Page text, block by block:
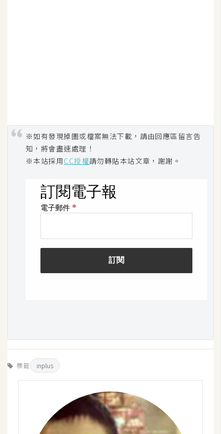
※如有發現掉圖或檔案無法下載，請由回應區留言告
知，將會盡速處理！
※本站採用CC授權請勿轉貼本站文章，謝謝。
標籤 inplus